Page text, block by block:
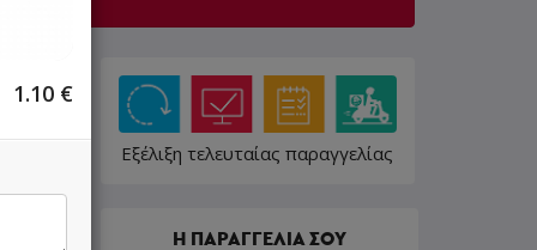
Εξέλιξη τελευταίας παραγγελίας
Η ΠΑΡΑΓΓΕΛΙΑ ΣΟΥ
1.10 €